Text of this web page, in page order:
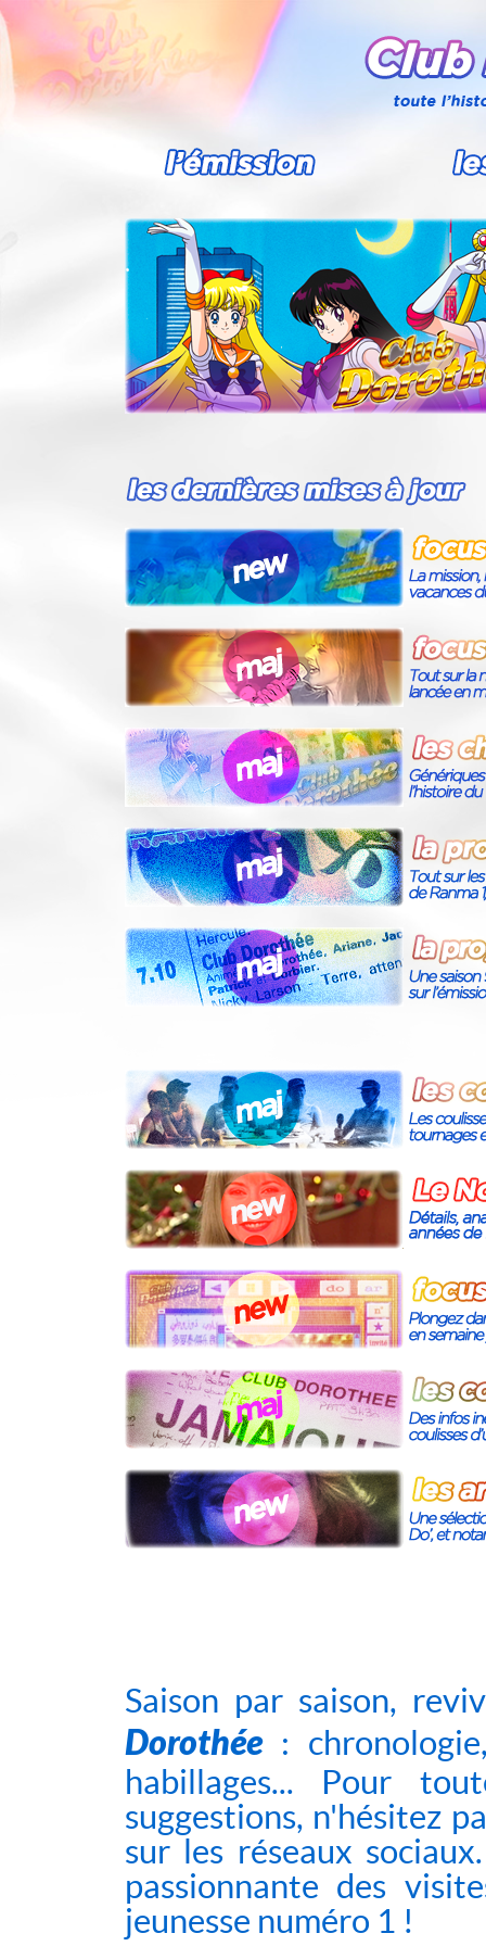
Saison par saison,
Dorothée:
habillages... Pour
suggestions, n'hésitez
sur les réseaux sociaux
passionnante des
jeunesse numéro 1 !